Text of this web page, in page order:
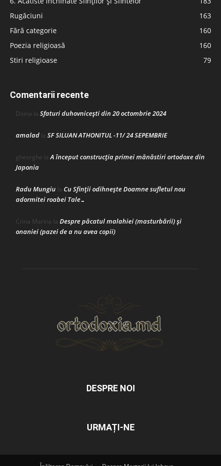
Rugăciuni
163
Fără categorie
160
Poezia religioasă
160
Stiri religioase
79
Comentarii recente
Doina la Sfaturi duhovnicești din 20 octombrie 2024
amalad la SF SILUAN ATHONITUL -11/ 24 SEPEMBRIE
gheorghe laA început construcţia primei mănăstiri ortodoxe din
Japonia
Radu Mungiu la Cu Sfinții odihnește Doamne sufletul nou
adormitei roabei Tale…
Crina Marina la Despre păcatul malahiei (masturbării) şi
onaniei (pazei de a nu avea copii)
DESPRE NOI
URMAȚI-NE